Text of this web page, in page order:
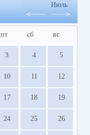
Июль
пт сб вс
3 4 5
10 11 12
17 18 19
24 25 26